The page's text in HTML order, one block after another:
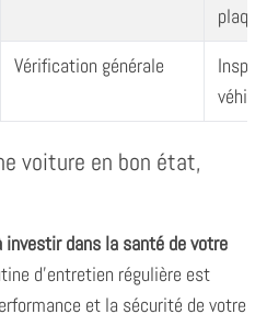
Vérification générale
voiture en bon état,
dans la santé de votre
d’entretien régulière est
et la sécurité de votre